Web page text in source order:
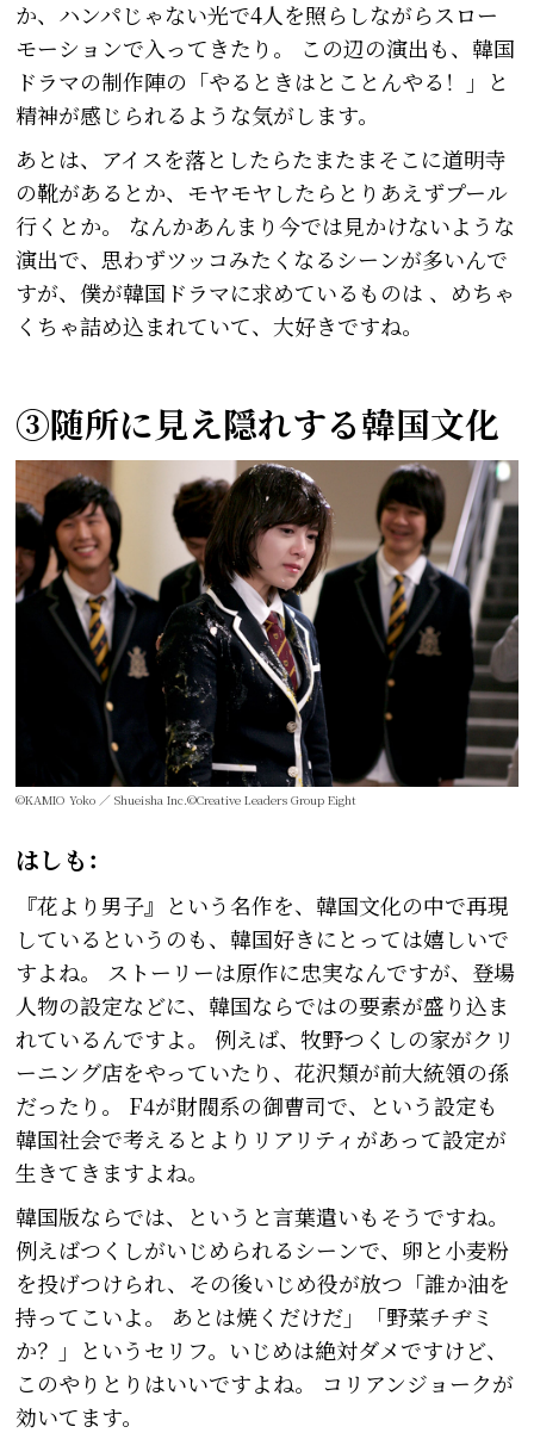
か、ハンパじゃない光で4人を照らしながらスロー
モーションで入ってきたり。 この辺の演出も、韓国
ドラマの制作陣の「やるときはとことんやる！」と
精神が感じられるような気がします。
あとは、アイスを落としたらたまたまそこに道明寺
の靴があるとか、モヤモヤしたらとりあえずプール
行くとか。 なんかあんまり今では見かけないような
演出で、思わずツッコみたくなるシーンが多いんで
すが、僕が韓国ドラマに求めているものは 、めちゃ
くちゃ詰め込まれていて、大好きですね。
③随所に見え隠れする韓国文化
©KAMIO Yoko ／ Shueisha Inc.©Creative Leaders Group Eight
はしも：
『花より男子』という名作を、韓国文化の中で再現
しているというのも、韓国好きにとっては嬉しいで
すよね。 ストーリーは原作に忠実なんですが、登場
人物の設定などに、韓国ならではの要素が盛り込ま
れているんですよ。 例えば、牧野つくしの家がクリ
ーニング店をやっていたり、花沢類が前大統領の孫
だったり。 F4が財閥系の御曹司で、という設定も
韓国社会で考えるとよりリアリティがあって設定が
生きてきますよね。
韓国版ならでは、というと言葉遣いもそうですね。
例えばつくしがいじめられるシーンで、卵と小麦粉
を投げつけられ、その後いじめ役が放つ「誰か油を
持ってこいよ。 あとは焼くだけだ」「野菜チヂミ
か？」というセリフ。いじめは絶対ダメですけど、
このやりとりはいいですよね。 コリアンジョークが
効いてます。